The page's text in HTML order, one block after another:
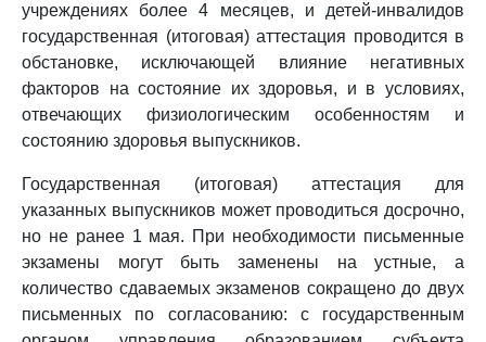
учреждениях более 4 месяцев, и детей-инвалидов
государственная (итоговая) аттестация проводится в
обстановке, исключающей влияние негативных
факторов на состояние их здоровья, и в условиях,
отвечающих физиологическим особенностям и
состоянию здоровья выпускников.
Государственная (итоговая) аттестация для
указанных выпускников может проводиться досрочно,
но не ранее 1 мая. При необходимости письменные
экзамены могут быть заменены на устные, а
количество сдаваемых экзаменов сокращено до двух
письменных по согласованию: с государственным